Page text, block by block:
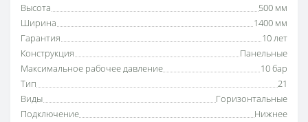
Высота
500 мм
Ширина
1400 мм
Гарантия
10 лет
Конструкция
Панельные
Максимальное рабочее давление
10 бар
Тип
21
Виды
Горизонтальные
Подключение
Нижнее